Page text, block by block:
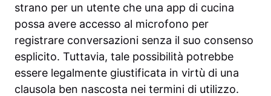
strano per un utente che una app di cucina
possa avere accesso al microfono per
registrare conversazioni senza il suo consenso
esplicito. Tuttavia, tale possibilità potrebbe
essere legalmente giustificata in virtù di una
clausola ben nascosta nei termini di utilizzo.